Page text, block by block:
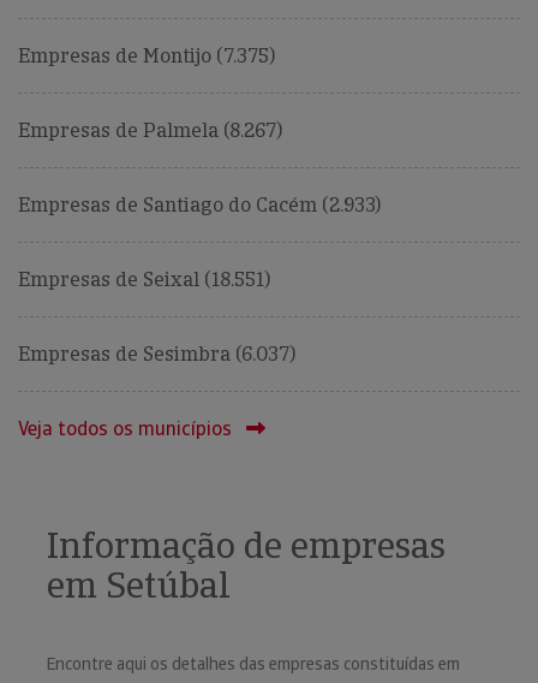
Empresas de Montijo (7.375)
Empresas de Palmela (8.267)
Empresas de Santiago do Cacém (2.933)
Empresas de Seixal (18.551)
Empresas de Sesimbra (6.037)
Veja todos os municípios
Informação de empresas
em Setúbal
Encontre aqui os detalhes das empresas constituídas em